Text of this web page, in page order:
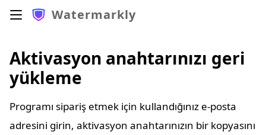
Watermarkly
Aktivasyon anahtarınızı geri
yükleme
Programı sipariş etmek için kullandığınız e-posta
adresini girin, aktivasyon anahtarınızın bir kopyasını